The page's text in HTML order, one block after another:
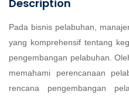
Description
Pada bisnis pelabuhan,
yang komprehensif tentang
pengembangan pelabuhan.
memahami perencanaan
rencana pengembangan